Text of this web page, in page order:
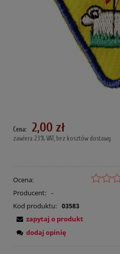
Cena: 2,00 zł
zawiera 23% VAT, bez kosztów dostawy
Ocena:
Producent: -
Kod produktu:
03583
zapytaj o produkt
dodaj opinię